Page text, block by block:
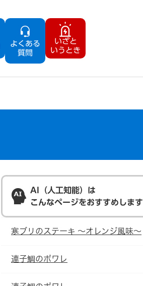
よくある
質問
いざと
いうとき
AI（人工知能）は
こんなページをおすすめします
寒ブリのステーキ ～オレンジ風味～
連子鯛のポワレ